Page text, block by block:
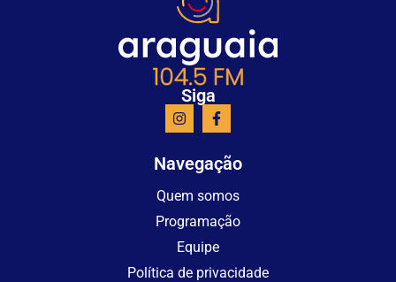
Siga
Navegação
Quem somos
Programação
Equipe
Política de privacidade